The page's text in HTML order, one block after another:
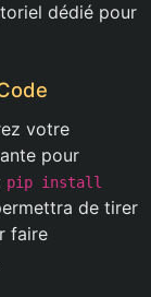
dédié pour
votre
pour
pip install
de tirer
faire